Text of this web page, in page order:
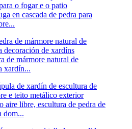
en cascada de pedra para
de mármore natural de
xardín...
aire libre, escultura de pedra de
dom...